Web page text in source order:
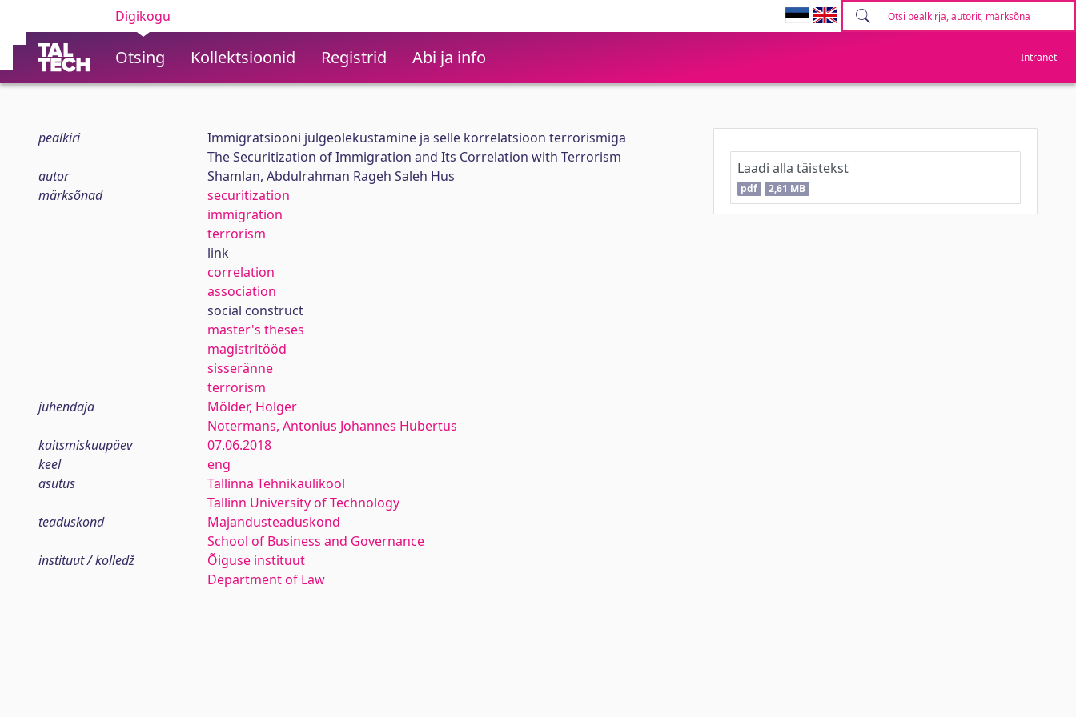
Digikogu
Otsing Kollektsioonid Registrid Abi ja info Intranet
pealkiri
Immigratsiooni julgeolekustamine ja selle korrelatsioon terrorismiga
The Securitization of Immigration and Its Correlation with Terrorism
autor
Shamlan, Abdulrahman Rageh Saleh Hus
märksõnad
securitization
immigration
terrorism
link
correlation
association
social construct
master's theses
magistritööd
sisseränne
terrorism
juhendaja
Mölder, Holger
Notermans, Antonius Johannes Hubertus
kaitsmiskuupäev
07.06.2018
keel
eng
asutus
Tallinna Tehnikaülikool
Tallinn University of Technology
teaduskond
Majandusteaduskond
School of Business and Governance
instituut / kolledž
Õiguse instituut
Department of Law
Laadi alla täistekst
pdf 2,61 MB